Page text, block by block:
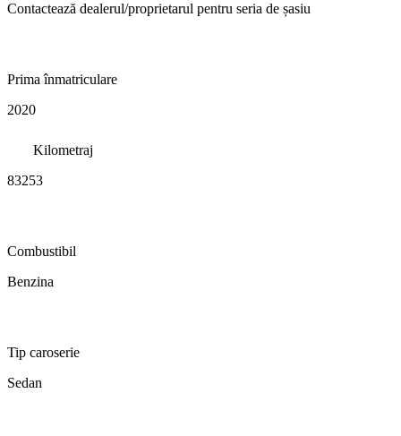
Contactează dealerul/proprietarul pentru seria de șasiu
Prima înmatriculare
2020
Kilometraj
83253
Combustibil
Benzina
Tip caroserie
Sedan